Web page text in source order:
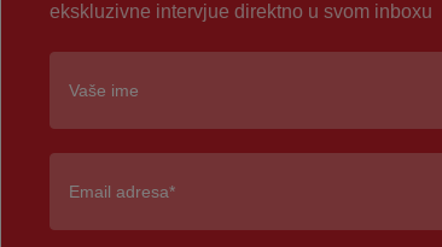
ekskluzivne intervjue direktno u svom inboxu